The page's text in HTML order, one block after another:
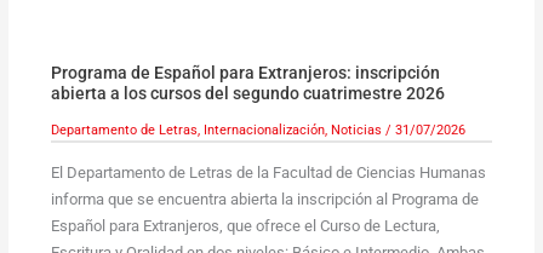
Programa de Español para Extranjeros: inscripción
abierta a los cursos del segundo cuatrimestre 2026
Departamento de Letras, Internacionalización, Noticias / 31/07/2026
El Departamento de Letras de la Facultad de Ciencias Humanas
informa que se encuentra abierta la inscripción al Programa de
Español para Extranjeros, que ofrece el Curso de Lectura,